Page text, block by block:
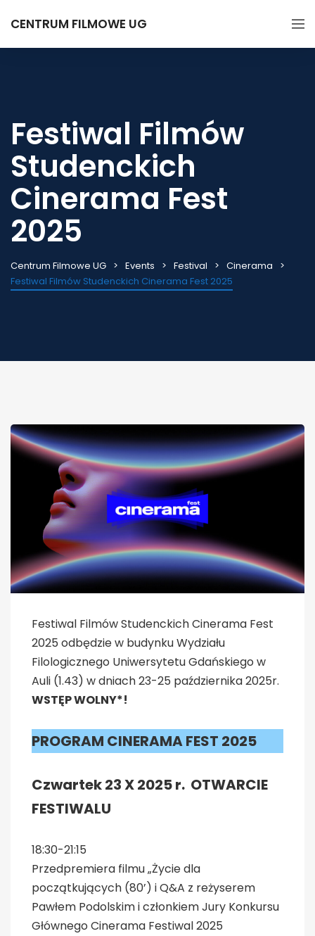
CENTRUM FILMOWE UG
Festiwal Filmów
Studenckich
Cinerama Fest
2025
Centrum Filmowe UG Events Festival
Cinerama
Festiwal Filmów Studenckich Cinerama Fest 2025
Festiwal Filmów Studenckich Cinerama Fest
2025 odbędzie w budynku Wydziału
Filologicznego Uniwersytetu Gdańskiego w
Auli (1.43) w dniach 23-25 października 2025r.
WSTĘP WOLNY*!
PROGRAM CINERAMA FEST 2025
Czwartek 23 X 2025 r. OTWARCIE
FESTIWALU
18:30-21:15
Przedpremiera filmu „Życie dla
początkujących (80’) i Q&A z reżyserem
Pawłem Podolskim i członkiem Jury Konkursu
Głównego Cinerama Festiwal 2025